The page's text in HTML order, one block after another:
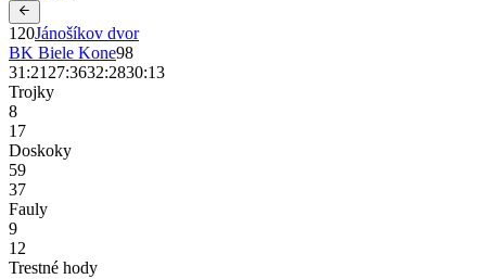
120Jánošíkov dvor
BK Biele Kone98
31 :21 27:3632:2830:13
Trojky
8
17
Doskoky
59
37
Fauly
9
12
Trestné hody